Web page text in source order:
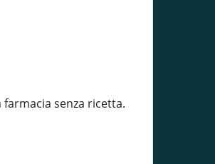
senza ricetta.